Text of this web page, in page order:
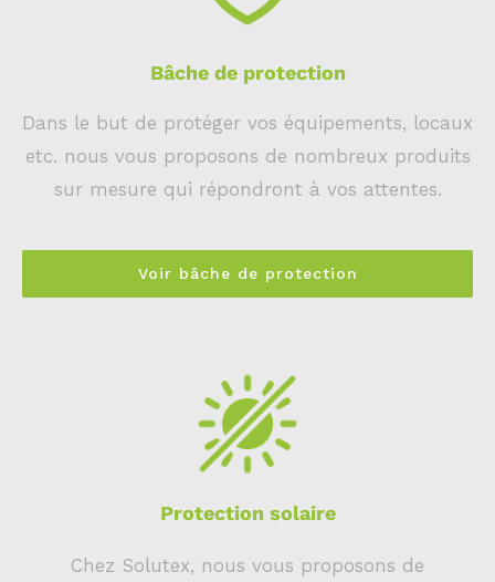
Bâche de protection
Dans le but de protéger vos équipements, locaux
etc. nous vous proposons de nombreux produits
sur mesure qui répondront à vos attentes.
Voir bâche de protection
Protection solaire
Chez Solutex, nous vous proposons de